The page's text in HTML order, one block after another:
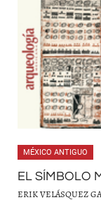
MÉXICO ANTIGUO
EL SÍMBOLO
ERIK VELÁSQUEZ